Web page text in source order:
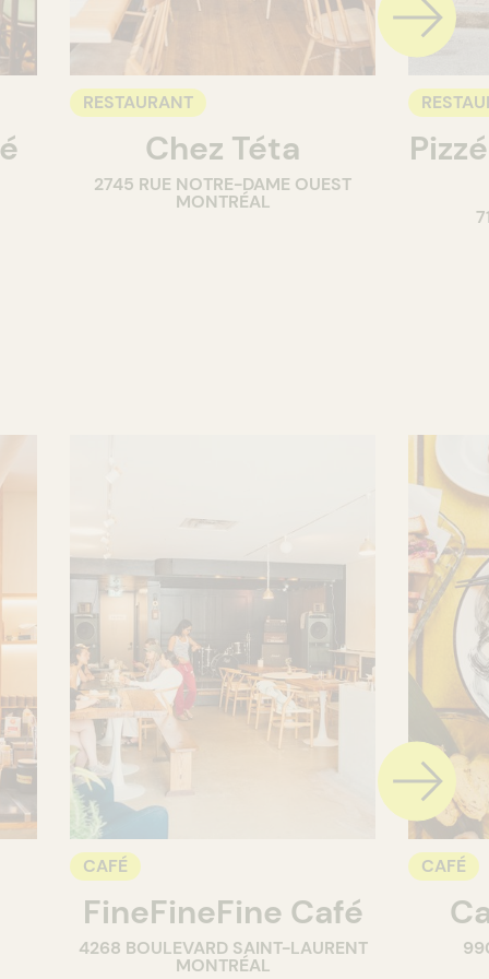
RESTAURANT
Chez Téta
2745 RUE NOTRE-DAME OUEST
MONTRÉAL
CAFÉ
FineFineFine Café
4268 BOULEVARD SAINT-LAURENT
MONTRÉAL
CAFÉ